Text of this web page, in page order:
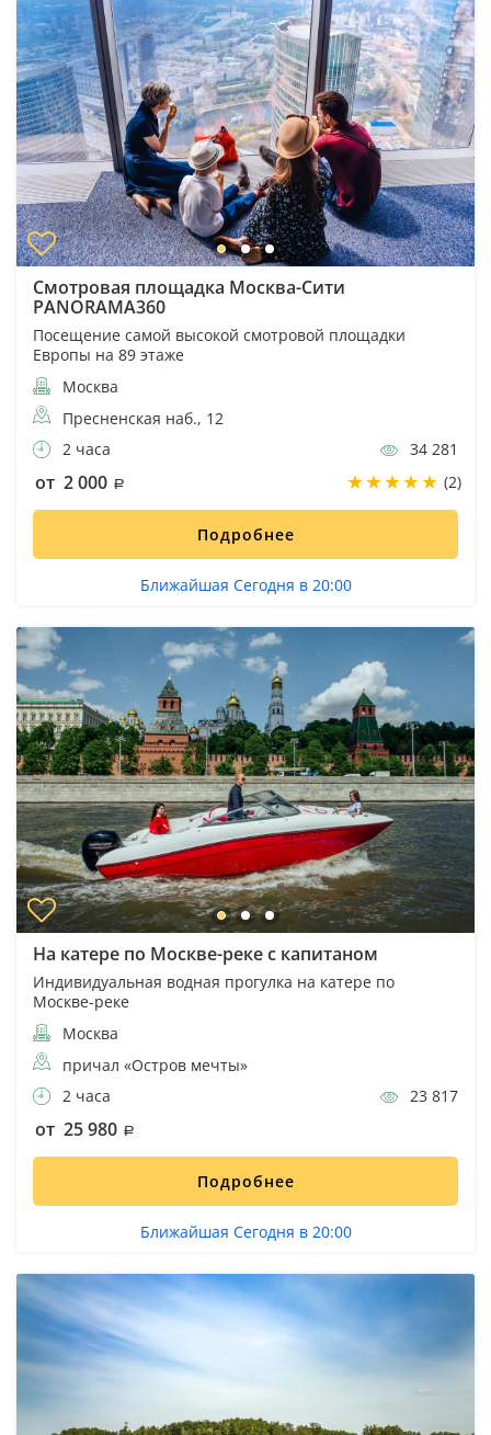
Смотровая площадка Москва-Сити
PANORAMA360
Посещение самой высокой смотровой площадки
Европы на 89 этаже
Москва
Пресненская наб., 12
2 часа
34 281
от 2 000 (2)
Подробнее
Ближайшая Сегодня в 20:00
На катере по Москве-реке с капитаном
Индивидуальная водная прогулка на катере по
Москве-реке
Москва
причал «Остров мечты»
2 часа
23 817
от 25 980
Подробнее
Ближайшая Сегодня в 20:00